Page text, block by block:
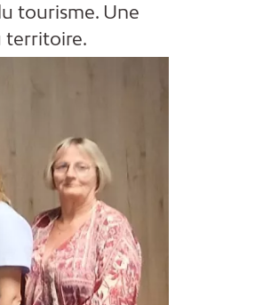
tourisme. Une
territoire.